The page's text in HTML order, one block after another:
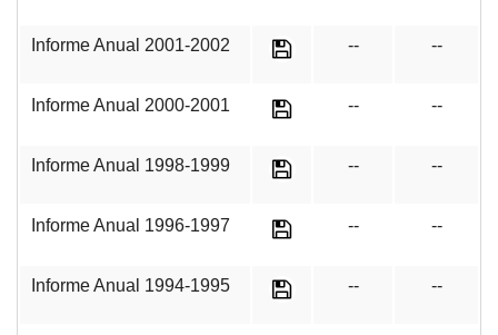
Informe Anual 2001-2002 -- --
Informe Anual 2000-2001 -- --
Informe Anual 1998-1999 -- --
Informe Anual 1996-1997 -- --
Informe Anual 1994-1995 -- --